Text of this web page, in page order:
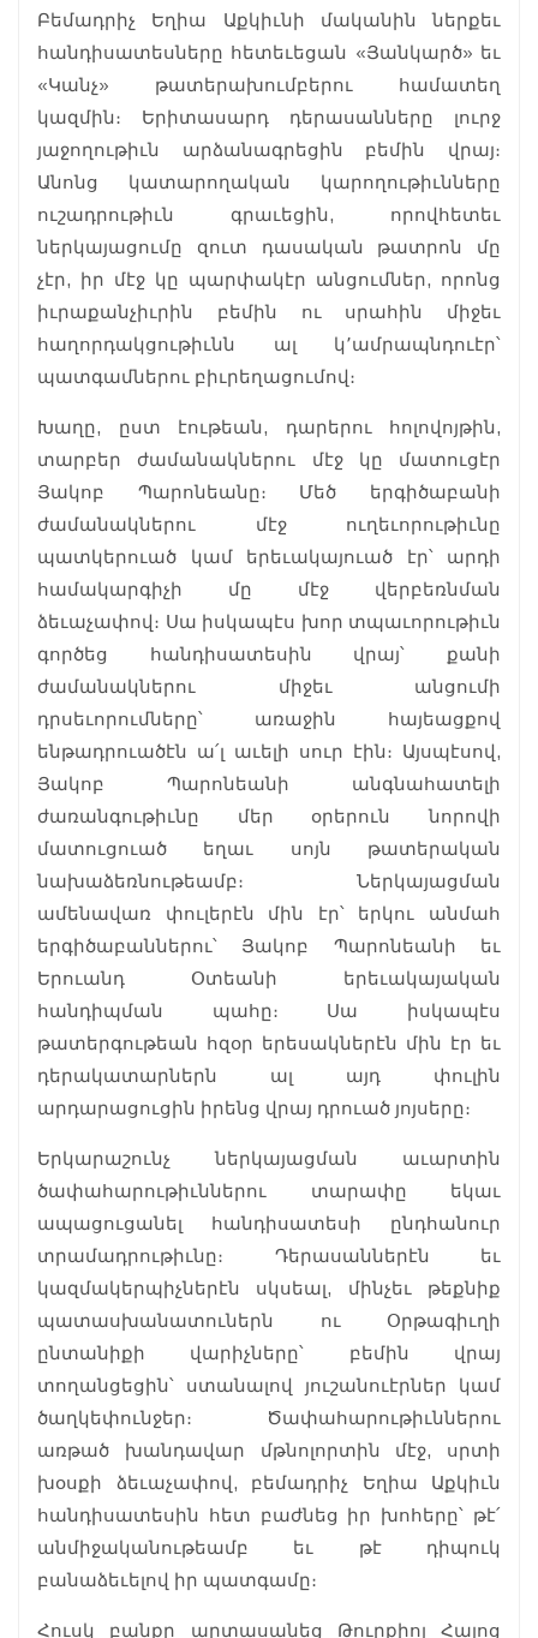
Բեմադրիչ Եղիա Աքկիւնի մականին ներքեւ
հանդիսատեսները հետեւեցան «Յանկարծ» եւ
«Կանչ» թատերախումբերու համատեղ
կազմին։ Երիտասարդ դերասանները լուրջ
յաջողութիւն արձանագրեցին բեմին վրայ։
Անոնց կատարողական կարողութիւնները
ուշադրութիւն գրաւեցին, որովհետեւ
ներկայացումը զուտ դասական թատրոն մը
չէր, իր մէջ կը պարփակէր անցումներ, որոնց
իւրաքանչիւրին բեմին ու սրահին միջեւ
հաղորդակցութիւնն ալ կ՚ամրապնդուէր՝
պատգամներու բիւրեղացումով։
Խաղը, ըստ էութեան, դարերու հոլովոյթին,
տարբեր ժամանակներու մէջ կը մատուցէր
Յակոբ Պարոնեանը։ Մեծ երգիծաբանի
ժամանակներու մէջ ուղեւորութիւնը
պատկերուած կամ երեւակայուած էր՝ արդի
համակարգիչի մը մէջ վերբեռնման
ձեւաչափով։ Սա իսկապէս խոր տպաւորութիւն
գործեց հանդիսատեսին վրայ՝ քանի
ժամանակներու միջեւ անցումի
դրսեւորումները՝ առաջին հայեացքով
ենթադրուածէն ա՛լ աւելի սուր էին։ Այսպէսով,
Յակոբ Պարոնեանի անգնահատելի
ժառանգութիւնը մեր օրերուն նորովի
մատուցուած եղաւ սոյն թատերական
նախաձեռնութեամբ։ Ներկայացման
ամենավառ փուլերէն մին էր՝ երկու անմահ
երգիծաբաններու՝ Յակոբ Պարոնեանի եւ
Երուանդ Օտեանի երեւակայական
հանդիպման պահը։ Սա իսկապէս
թատերգութեան հզօր երեսակներէն մին էր եւ
դերակատարներն ալ այդ փուլին
արդարացուցին իրենց վրայ դրուած յոյսերը։
Երկարաշունչ ներկայացման աւարտին
ծափահարութիւններու տարափը եկաւ
ապացուցանել հանդիսատեսի ընդհանուր
տրամադրութիւնը։ Դերասաններէն եւ
կազմակերպիչներէն սկսեալ, մինչեւ թեքնիք
պատասխանատուներն ու Օրթագիւղի
ընտանիքի վարիչները՝ բեմին վրայ
տողանցեցին՝ ստանալով յուշանուէրներ կամ
ծաղկեփունջեր։ Ծափահարութիւններու
առթած խանդավար մթնոլորտին մէջ, սրտի
խօսքի ձեւաչափով, բեմադրիչ Եղիա Աքկիւն
հանդիսատեսին հետ բաժնեց իր խոհերը՝ թէ՛
անմիջականութեամբ եւ թէ դիպուկ
բանաձեւելով իր պատգամը։
Հուսկ բանքը արտասանեց Թուրքիոյ Հայոց